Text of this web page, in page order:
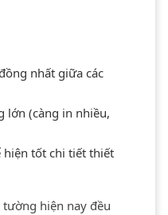
nhất giữa các
lớn (càng in nhiều,
hiện tốt chi tiết thiết
hiện nay đều